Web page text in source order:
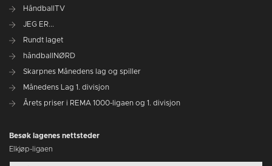
HåndballTV
JEG ER...
Rundt laget
håndballNØRD
Skarpnes Månedens lag og spiller
Månedens Lag 1. divisjon
Årets priser i REMA 1000-ligaen og 1. divisjon
Besøk lagenes nettsteder
Elkjøp-ligaen